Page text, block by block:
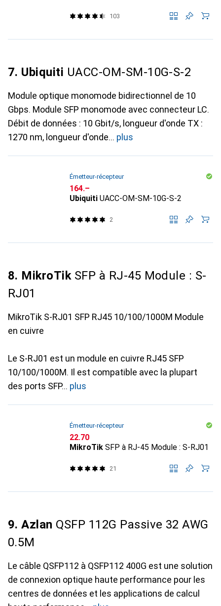
103
7. Ubiquiti UACC-OM-SM-10G-S-2
Module optique monomode bidirectionnel de 10
Gbps. Module SFP monomode avec connecteur LC.
Débit de données : 10 Gbit/s, longueur d'onde TX :
1270 nm, longueur d'onde
plus
Émetteur-récepteur
CHF
164.–
Ubiquiti UACC-OM-SM-10G-S-2
2
8. MikroTikSFP à RJ-45 Module : S-
RJ01
MikroTik S-RJ01 SFP RJ45 10/100/1000M Module
en cuivre
Le S-RJ01 est un module en cuivre RJ45 SFP
10/100/1000M. Il est compatible avec la plupart
des ports SFP
plus
Émetteur-récepteur
CHF
22.70
MikroTik SFP à RJ-45 Module : S-RJ01
21
9. Azlan QSFP 112G Passive 32 AWG
0.5M
Le câble QSFP112 à QSFP112 400G est une solution
de connexion optique haute performance pour les
centres de données et les applications de calcul